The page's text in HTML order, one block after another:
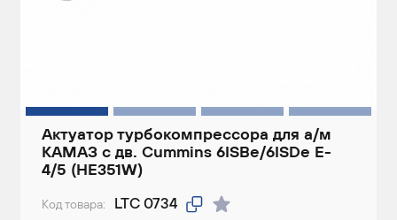
Актуатор турбокомпрессора для а/м
КАМАЗ c дв. Cummins 6ISBe/6ISDe E-
4/5 (HE351W)
Код товара: LTC 0734